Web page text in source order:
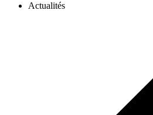
Actualités